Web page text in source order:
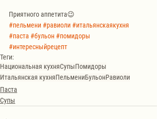
Приятного аппетита😉
#пельмени#равиоли#итальянскаякухня
#паста #бульон#помидоры
#интересныйрецепт
Теги:
Национальная кухняСупыПомидоры
Итальянская кухняПельмениБульонРавиоли
Паста
Супы